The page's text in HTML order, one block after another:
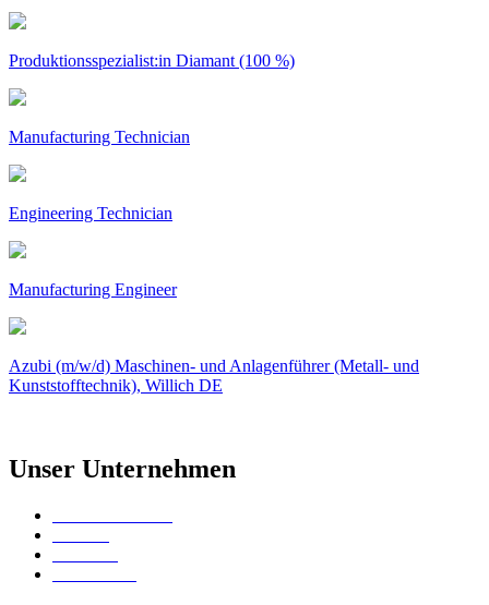
Produktionsspezialist:in Diamant (100 %)
Manufacturing Technician
Engineering Technician
Manufacturing Engineer
Azubi (m/w/d) Maschinen- und Anlagenführer (Metall- und
Kunststofftechnik), Willich DE
Unser Unternehmen